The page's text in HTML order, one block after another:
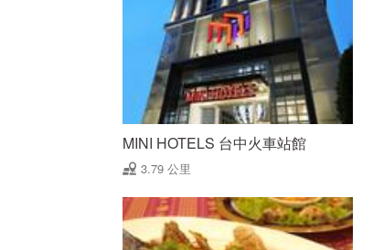
MINI HOTELS 台中火車站館
3.79 公里